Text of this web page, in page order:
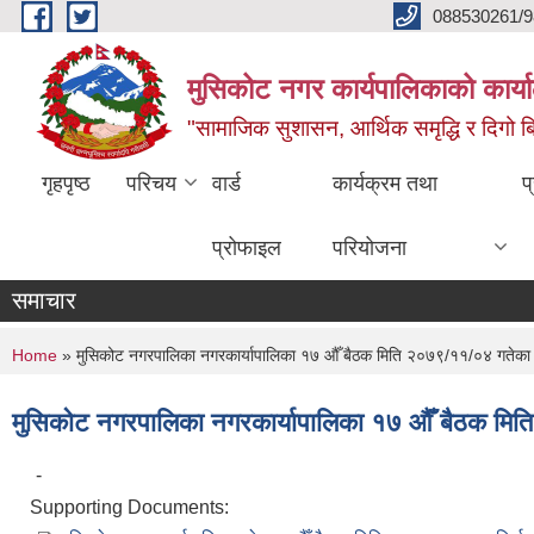
Skip to main content 088530261/
मुसिकोट नगर कार्यपालिकाको
"सामाजिक सुशासन, आर्थिक समृद्धि र दिगो
गृहपृष्ठ परिचय वार्ड
प्रोफाइल
कार्यक्रम तथा
परियोजना
समाचार
You are here
Home » मुसिकोट नगरपालिका नगरकार्यापालिका १७ औँ बैठक मिति २०७९/११/०४ गतेका
मुसिकोट नगरपालिका नगरकार्यापालिका १७ औँ बैठक
-
Supporting Documents: